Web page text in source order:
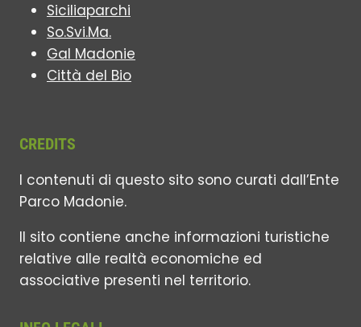
Siciliaparchi
So.Svi.Ma.
Gal Madonie
Città del Bio
CREDITS
I contenuti di questo sito sono curati dall’Ente
Parco Madonie.
Il sito contiene anche informazioni turistiche
relative alle realtà economiche ed
associative presenti nel territorio.